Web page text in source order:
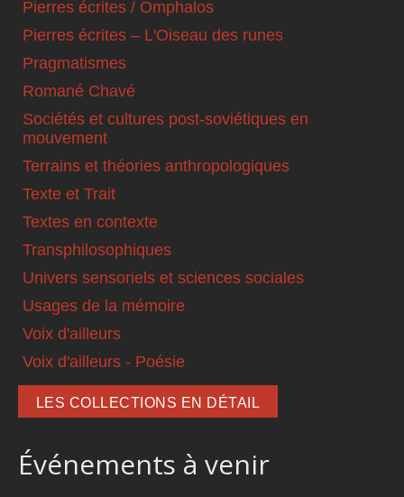
Pierres écrites / Omphalos
Pierres écrites – L'Oiseau des runes
Pragmatismes
Romané Chavé
Sociétés et cultures post-soviétiques en
mouvement
Terrains et théories anthropologiques
Texte et Trait
Textes en contexte
Transphilosophiques
Univers sensoriels et sciences sociales
Usages de la mémoire
Voix d'ailleurs
Voix d'ailleurs - Poésie
LES COLLECTIONS EN DÉTAIL
Événements à venir